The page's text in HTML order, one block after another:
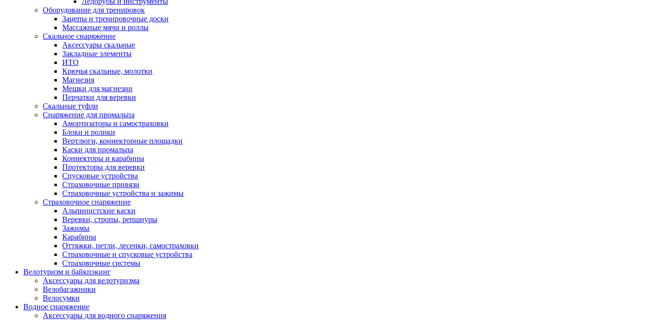
Оборудование для тренировок
Зацепы и тренировочные доски
Массажные мячи и роллы
Скальное снаряжение
Аксессуары скальные
Закладные элементы
ИТО
Крючья скальные, молотки
Магнезия
Мешки для магнезии
Перчатки для веревки
Скальные туфли
Снаряжение для промальпа
Амортизаторы и самостраховки
Блоки и ролики
Вертлюги, коннекторные площадки
Каски для промальпа
Коннекторы и карабины
Протекторы для веревки
Спусковые устройства
Страховочные привязи
Страховочные устройства и зажимы
Страховочное снаряжение
Альпинистские каски
Веревки, стропы, репшнуры
Зажимы
Карабины
Оттяжки, петли, лесенки, самостраховки
Страховочные и спусковые устройства
Страховочные системы
Велотуризм и байкпэкинг
Аксессуары для велотуризма
Велобагажники
Велосумки
Водное снаряжение
Аксессуары для водного снаряжения